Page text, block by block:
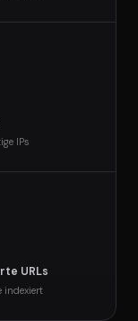
IPs
URLs
indexiert